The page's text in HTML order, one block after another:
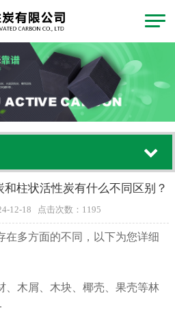
柱状活性炭有什么不同区别？
12-18 点击次数：1195
在多方面的不同，以下为您详细
、木屑、木块、椰壳、果壳等林